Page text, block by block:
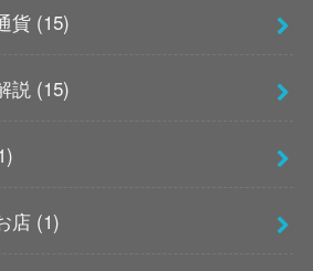
貨 (15)
説 (15)
店 (1)